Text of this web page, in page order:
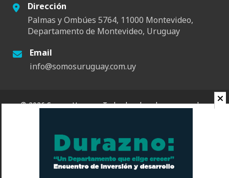
Dirección
Palmas y Ombúes 5764, 11000 Montevideo,
Departamento de Montevideo, Uruguay
Email
info@somosuruguay.com.uy
© 2026 Somos Uruguay. Todos los derechos reservados.